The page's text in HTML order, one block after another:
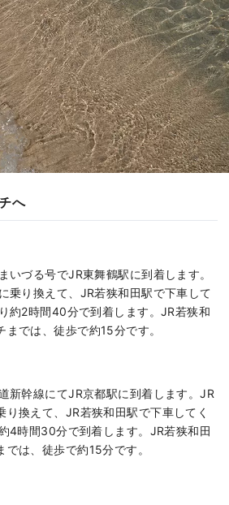
へ
いづる号でJR東舞鶴駅に到着します。
乗り換えて、JR若狭和田駅で下車して
約2時間40分で到着します。JR若狭和
では、徒歩で約15分です。
新幹線にてJR京都駅に到着します。JR
り換えて、JR若狭和田駅で下車してく
4時間30分で到着します。JR若狭和田
は、徒歩で約15分です。